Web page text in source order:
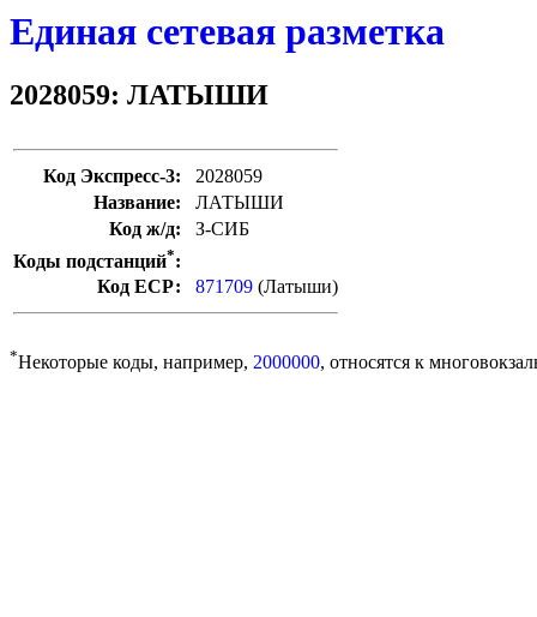
Единая сетевая разметка
2028059: ЛАТЫШИ
Код Экспресс-3:
2028059
Название:
ЛАТЫШИ
Код ж/д:
З-СИБ
Коды подстанций*:
Код ЕСР:
871709 (Латыши)
*Некоторые коды, например, 2000000, относятся к